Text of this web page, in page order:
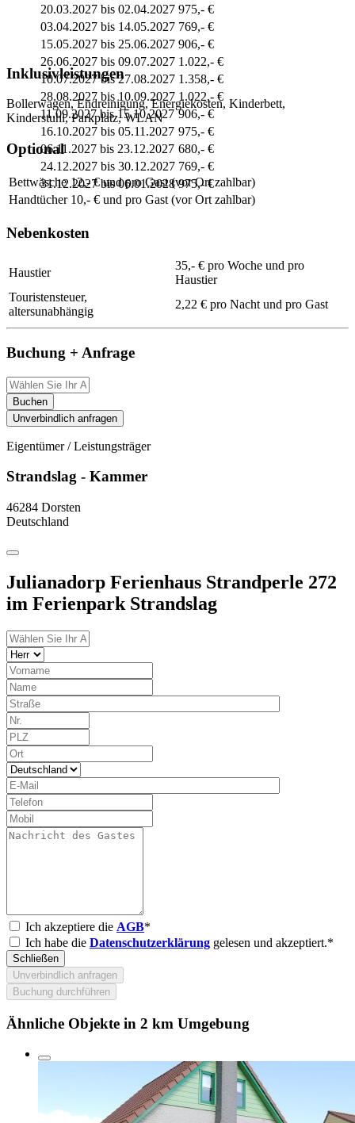
20.03.2027 bis 02.04.2027 975,- €
03.04.2027 bis 14.05.2027 769,- €
15.05.2027 bis 25.06.2027 906,- €
26.06.2027 bis 09.07.2027 1.022,- €
10.07.2027 bis 27.08.2027 1.358,- €
28.08.2027 bis 10.09.2027 1.022,- €
11.09.2027 bis 15.10.2027 906,- €
16.10.2027 bis 05.11.2027 975,- €
06.11.2027 bis 23.12.2027 680,- €
24.12.2027 bis 30.12.2027 769,- €
31.12.2027 bis 06.01.2028 975,- €
Inklusivleistungen
Bollerwagen, Endreinigung, Energiekosten, Kinderbett,
Kinderstuhl, Parkplatz, WLAN
Optional
Bettwäsche 12,- € und pro Gast (vor Ort zahlbar)
Handtücher 10,- € und pro Gast (vor Ort zahlbar)
Nebenkosten
Haustier
35,- € pro Woche und pro
Haustier
Touristensteuer,
altersunabhängig
2,22 € pro Nacht und pro Gast
Buchung + Anfrage
Buchen
Unverbindlich anfragen
Eigentümer / Leistungsträger
Strandslag - Kammer
46284 Dorsten
Deutschland
Julianadorp Ferienhaus Strandperle 272
im Ferienpark Strandslag
Ich akzeptiere die AGB*
Ich habe die Datenschutzerklärung gelesen und akzeptiert.*
Schließen
Unverbindlich anfragen
Buchung durchführen
Ähnliche Objekte in 2 km Umgebung